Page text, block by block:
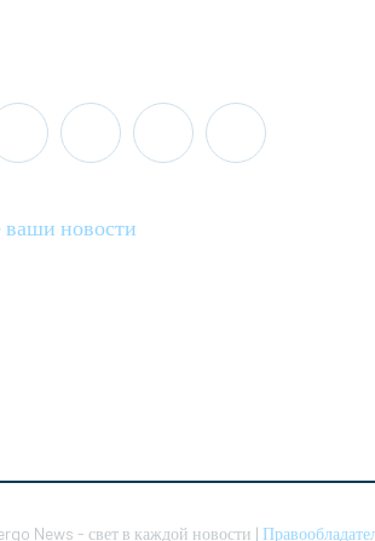
ваши новости
News - свет в каждой новости |